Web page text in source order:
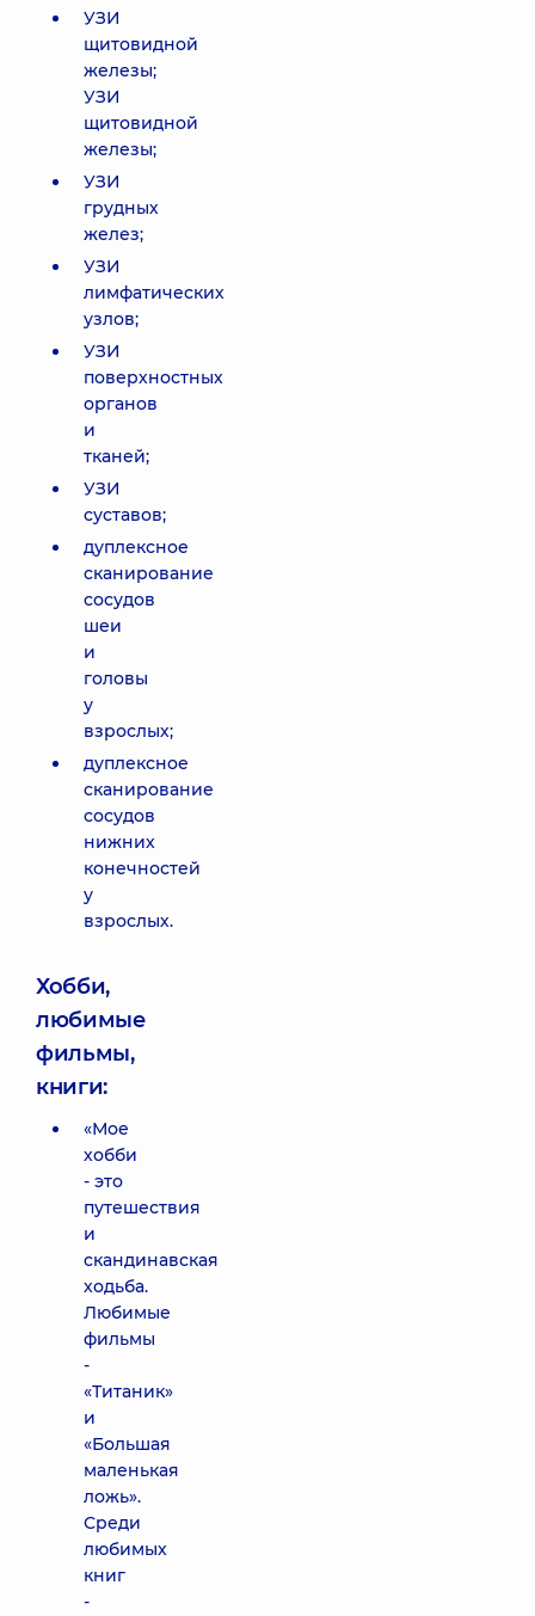
УЗИ
щитовидной
железы;
УЗИ
щитовидной
железы;
УЗИ
грудных
желез;
УЗИ
лимфатических
узлов;
УЗИ
поверхностных
органов
и
тканей;
УЗИ
суставов;
дуплексное
сканирование
сосудов
шеи
и
головы
у
взрослых;
дуплексное
сканирование
сосудов
нижних
конечностей
у
взрослых.
Хобби,
любимые
фильмы,
книги:
«Мое
хобби
- это
путешествия
и
скандинавская
ходьба.
Любимые
фильмы
-
«Титаник»
и
«Большая
маленькая
ложь».
Среди
любимых
книг
-